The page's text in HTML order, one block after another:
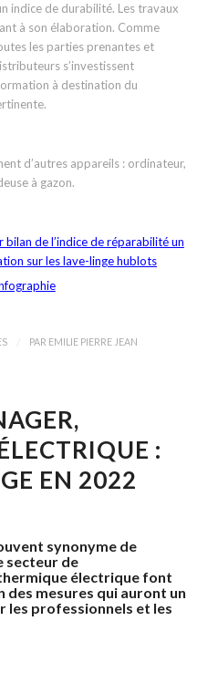
indice de durabilité. Les travaux
à son élaboration. Comme
les parties prenantes et
s’investissent
à destination du
d’autres appareils : ordinateur,
à gazon.
bilan de l’indice de réparabilité un
sur les lave-linge hublots
PAR EMILIE PIERRE JEAN
:
EN 2022
synonyme de
secteur de
électrique font
des mesures qui auront un
les professionnels et les